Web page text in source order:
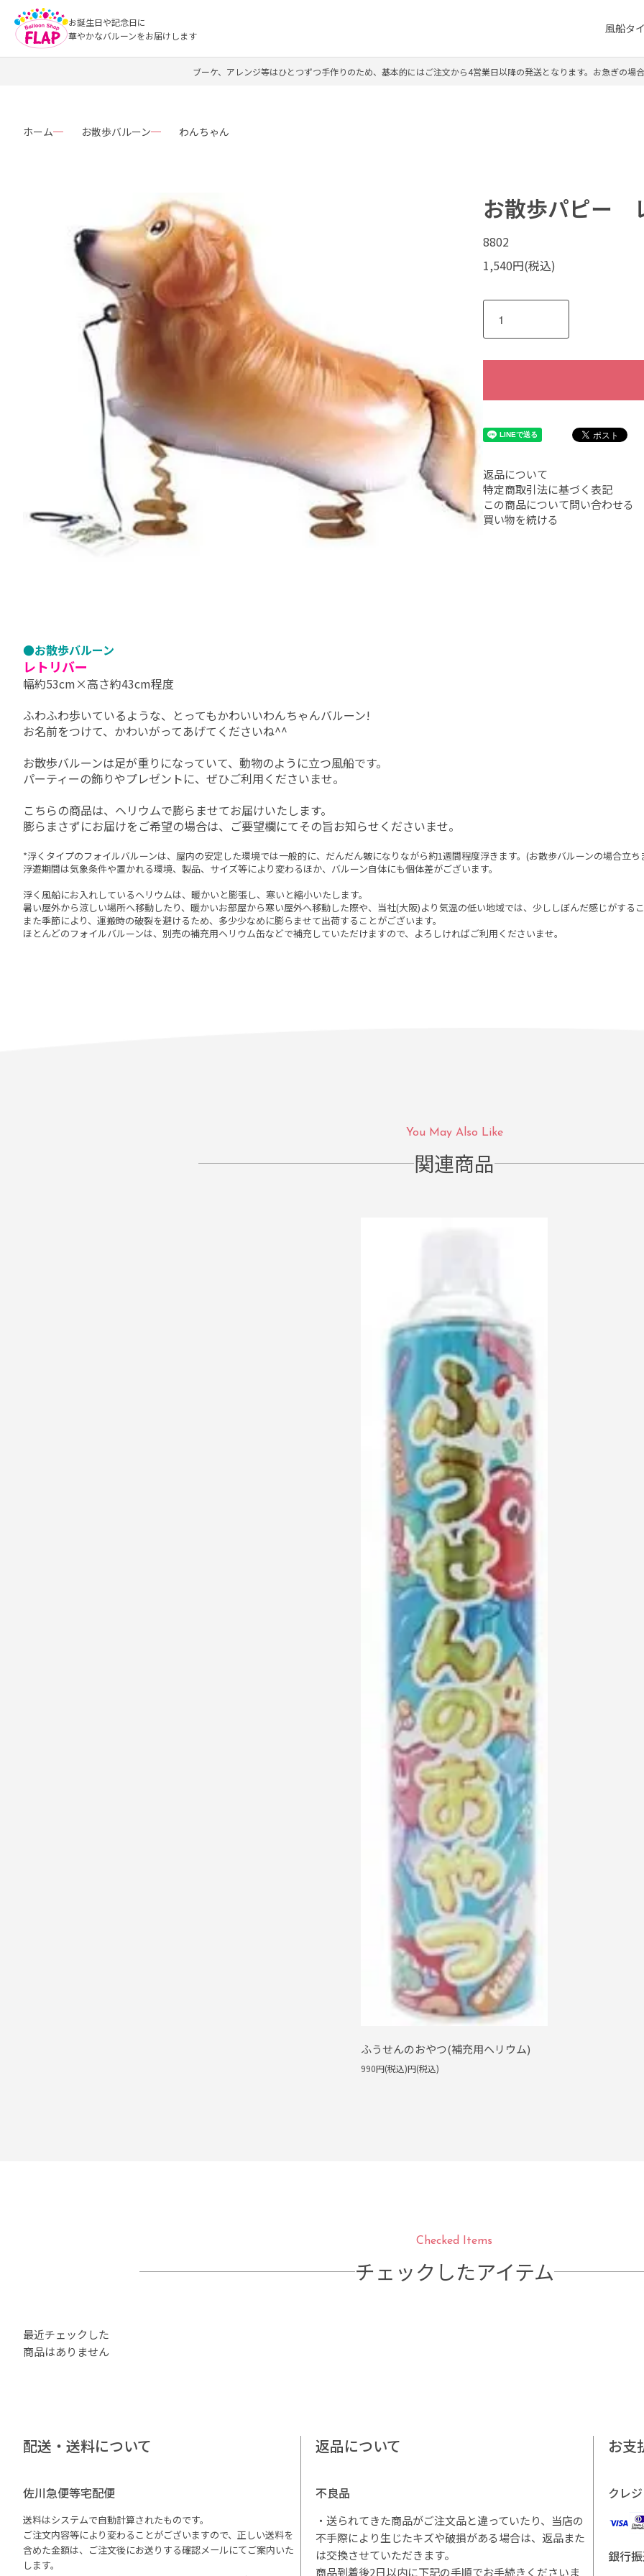
お誕生日や記念日に
華やかなバルーンをお届けします
風船タ
ブーケ、アレンジ等はひとつずつ手作りのため、基本的にはご注文から4営業日以降の発送となります。お急ぎの場
ホーム お散歩バルーン わんちゃん
お散歩パピー
8802
1,540円(税込)
返品について
特定商取引法に基づく表記
この商品について問い合わせる
買い物を続ける
●お散歩バルーン
レトリバー
幅約53cm×高さ約43cm程度
ふわふわ歩いているような、とってもかわいいわんちゃんバルーン!
お名前をつけて、かわいがってあげてくださいね^^
お散歩バルーンは足が重りになっていて、動物のように立つ風船です。
パーティーの飾りやプレゼントに、ぜひご利用くださいませ。
こちらの商品は、ヘリウムで膨らませてお届けいたします。
膨らまさずにお届けをご希望の場合は、ご要望欄にてその旨お知らせくださいませ。
*浮くタイプのフォイルバルーンは、屋内の安定した環境では一般的に、だんだん皴になりながら約1週間程度浮きます。(お散歩バルーンの場合立ち
浮遊期間は気象条件や置かれる環境、製品、サイズ等により変わるほか、バルーン自体にも個体差がございます。
浮く風船にお入れしているヘリウムは、暖かいと膨張し、寒いと縮小いたします。
暑い屋外から涼しい場所へ移動したり、暖かいお部屋から寒い屋外へ移動した際や、当社(大阪)より気温の低い地域では、少ししぼんだ感じがするこ
また季節により、運搬時の破裂を避けるため、多少少なめに膨らませて出荷することがございます。
ほとんどのフォイルバルーンは、別売の補充用ヘリウム缶などで補充していただけますので、よろしければご利用くださいませ。
You May Also Like
関連商品
ふうせんのおやつ(補充用ヘリウム)
990円(税込)円(税込)
Checked Items
チェックしたアイテム
最近チェックした
商品はありません
配送・送料について
佐川急便等宅配便
送料はシステムで自動計算されたものです。
ご注文内容等により変わることがございますので、正しい送料を
含めた金額は、ご注文後にお送りする確認メールにてご案内いた
します。
返品について
不良品
・送られてきた商品がご注文品と違っていたり、当店の
不手際により生じたキズや破損がある場合は、返品また
は交換させていただきます。
商品到着後2日以内に下記の手順でお手続きくださいま
お支
クレ
銀行